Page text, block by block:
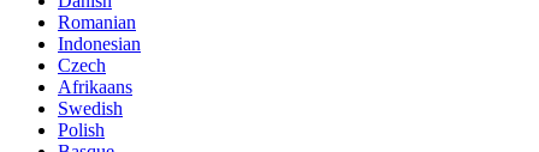
Romanian
Indonesian
Czech
Afrikaans
Swedish
Polish